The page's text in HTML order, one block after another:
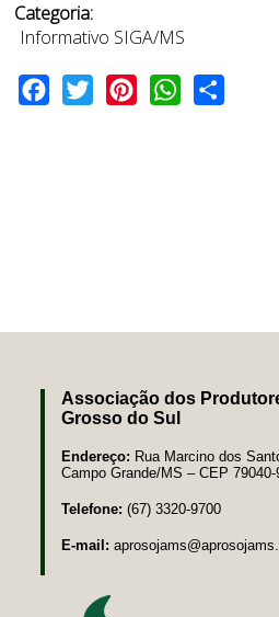
Categoria:
Informativo SIGA/MS
Facebook
Twitter PinterestWhatsApp
Associação dos
Grosso do Sul
Endereço: Rua Marcino dos
Campo Grande/MS – CEP 79040-
Telefone: (67) 3320-9700
E-mail: